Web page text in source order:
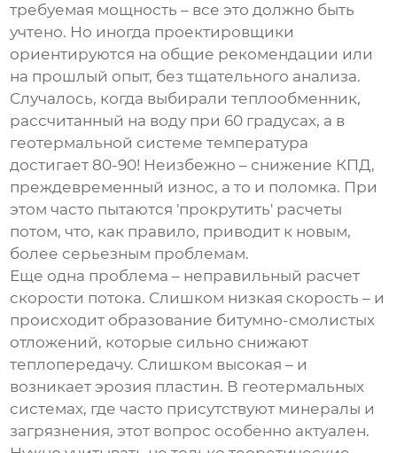
требуемая мощность – все это должно быть
учтено. Но иногда проектировщики
ориентируются на общие рекомендации или
на прошлый опыт, без тщательного анализа.
Случалось, когда выбирали теплообменник,
рассчитанный на воду при 60 градусах, а в
геотермальной системе температура
достигает 80-90! Неизбежно – снижение КПД,
преждевременный износ, а то и поломка. При
этом часто пытаются 'прокрутить' расчеты
потом, что, как правило, приводит к новым,
более серьезным проблемам.
Еще одна проблема – неправильный расчет
скорости потока. Слишком низкая скорость – и
происходит образование битумно-смолистых
отложений, которые сильно снижают
теплопередачу. Слишком высокая – и
возникает эрозия пластин. В геотермальных
системах, где часто присутствуют минералы и
загрязнения, этот вопрос особенно актуален.